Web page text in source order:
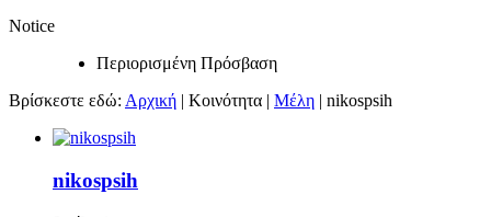
Notice
Περιορισμένη Πρόσβαση
Βρίσκεστε εδώ: Αρχική | Κοινότητα | Μέλη | nikospsih
nikospsih